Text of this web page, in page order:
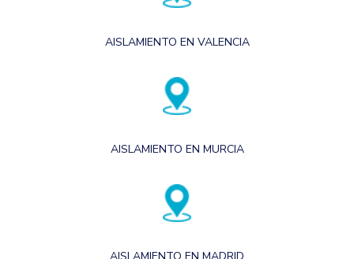
AISLAMIENTO EN VALENCIA
AISLAMIENTO EN MURCIA
AISLAMIENTO EN MADRID